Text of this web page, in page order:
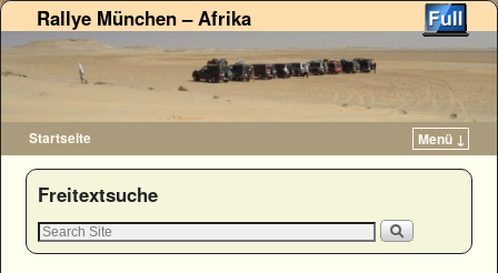
Rallye München – Afrika
Startseite Menü ↓
Zum Inhalt wechseln
Zum sekundären Inhalt wechseln
Freitextsuche